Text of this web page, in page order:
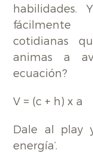
habilidades.
fácilmente
cotidianas
animas a
ecuación?
V = (c + h) x a
Dale al play
energía’.